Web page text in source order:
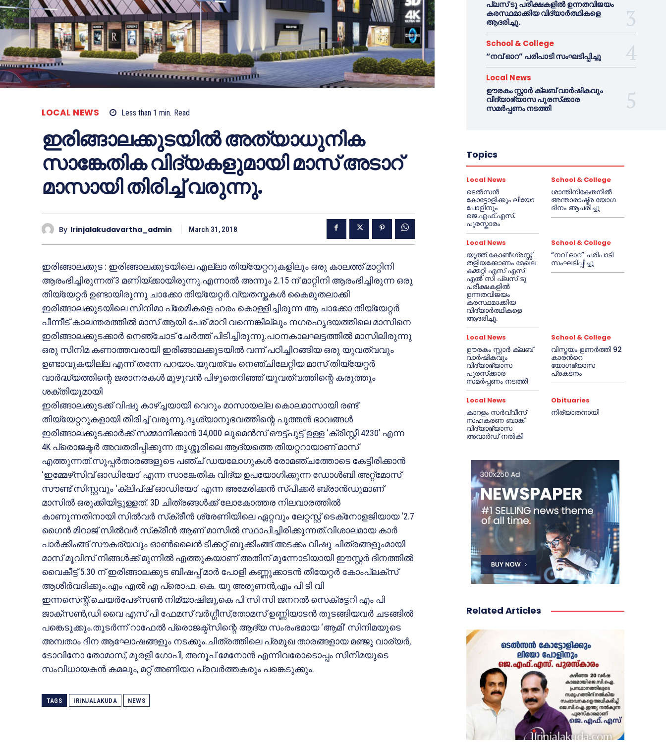
LOCAL NEWS Less than 1 min. Read
ഇരിങ്ങാലക്കുടയില്‍ അത്യാധുനിക
സാങ്കേതിക വിദ്യകളുമായി മാസ് അടാറ്
മാസായി തിരിച്ച് വരുന്നു.
By Irinjalakudavartha_admin March 31, 2018
ഇരിങ്ങാലക്കുട : ഇരിങ്ങാലക്കുടയിലെ എല്ലാ തിയ്യേറ്ററുകളിലും ഒരു കാലത്ത് മാറ്റിനി
ആരംഭിച്ചിരുന്നത് 3 മണിയ്ക്കായിരുന്നു.എന്നാല്‍ അന്നും 2.15 ന് മാറ്റിനി ആരംഭിച്ചിരുന്ന ഒരു
തിയ്യേറ്റര്‍ ഉണ്ടായിരുന്നു ചാക്കോ തിയ്യേറ്റര്‍.വ്യതസ്തകള്‍ കൈമുതലാക്കി
ഇരിങ്ങാലക്കുടയിലെ സിനിമാ പ്രേമികളെ ഹരം കൊള്ളിച്ചിരുന്ന ആ ചാക്കോ തിയ്യേറ്റര്‍
പീന്നീട് കാലന്തരത്തില്‍ മാസ് ആയി പേര് മാറി വന്നെങ്കില്ലും നഗരഹൃദയത്തിലെ മാസിനെ
ഇരിങ്ങാലക്കുടക്കാര്‍ നെഞ്ചോട് ചേര്‍ത്ത് പിടിച്ചിരുന്നു.പഠനകാലഘട്ടത്തില്‍ മാസിലിരുന്നു
ഒരു സിനിമ കണാത്തവരായി ഇരിങ്ങാലക്കുടയില്‍ വന്ന് പഠിച്ചിറങ്ങിയ ഒരു യുവത്വവും
ഉണ്ടാവുകയില്ല എന്ന് തന്നേ പറയാം.യുവത്വം നെഞ്ചിലേറ്റിയ മാസ് തിയ്യേറ്റര്‍
വാര്‍ദ്ധ്യത്തിന്റെ ജരാനരകള്‍ മുഴുവന്‍ പിഴുതെറിഞ്ഞ് യുവത്വത്തിന്റെ കരുത്തും
ശക്തിയുമായി
ഇരിങ്ങാലക്കുടക്ക് വിഷു കാഴ്ച്ചയായി വെറും മാസായല്ല കൊലമാസായി രണ്ട്
തിയ്യേറ്ററുകളായി തിരിച്ച് വരുന്നു.ദൃശ്യാനുഭവത്തിന്റെ പുത്തന്‍ ഭാവങ്ങള്‍
ഇരിങ്ങാലക്കുടക്കാര്‍ക്ക് സമ്മാനിക്കാന്‍ 34,000 ലുമെന്‍സ് ഔട്ട്പുട്ട് ഉള്ള ‘ക്രിസ്റ്റീ 4230’ എന്ന
4K പ്രൊജക്ടര്‍ അവതരിപ്പിക്കുന്ന തൃശ്ശൂരിലെ ആദ്യത്തെ തിയറ്ററായാണ് മാസ്
എത്തുന്നത്.സൂപ്പര്‍താരങ്ങളുടെ പഞ്ച് ഡയലോഗുകള്‍ രോമഞ്ചത്തോടെ കേട്ടിരിക്കാന്‍
‘ഇമ്മേഴ്‌സിവ് ഓഡിയോ’ എന്ന സാങ്കേതിക വിദ്യ ഉപയോഗിക്കുന്ന ഡോള്‍ബി അറ്റ്‌മോസ്
സൗണ്ട് സിസ്റ്റവും ‘ക്ലിപ്ഷ് ഓഡിയോ’ എന്ന അമേരിക്കന്‍ സ്പീക്കര്‍ ബ്രാന്‍ഡുമാണ്
മാസില്‍ ഒരുക്കിയിട്ടുള്ളത്. 3D ചിത്രങ്ങള്‍ക്ക് ലോകോത്തര നിലവാരത്തില്‍
കാണുന്നതിനായി സില്‍വര്‍ സ്‌ക്രീന്‍ ശ്രേണിയിലെ ഏറ്റവും ലേറ്റസ്റ്റ് ടെക്‌നോളജിയായ ‘2.7
ഗൈന്‍ മിറാജ് സില്‍വര്‍ സ്‌ക്രീന്‍ ആണ് മാസില്‍ സ്ഥാപിച്ചിരിക്കുന്നത്.വിശാലമായ കാര്‍
പാര്‍ക്കിംങ്ങ് സൗകര്യവും ഓണ്‍ലൈന്‍ ടിക്കറ്റ് ബുക്കിംങ്ങ് അടക്കം വിഷു ചിത്രങ്ങളുംമായി
മാസ് മൂവിസ് നിങ്ങള്‍ക്ക് മുന്നില്‍ എത്തുകയാണ് അതിന് മുന്നോടിയായി ഈസ്റ്റര്‍ ദിനത്തില്‍
വൈകീട്ട് 5.30 ന് ഇരിങ്ങാലക്കുട ബിഷപ്പ് മാര്‍ പോളി കണ്ണൂക്കാടന്‍ തീയേറ്റര്‍ കോംപ്ലക്‌സ്
ആശീര്‍വദിക്കും.എം എല്‍ എ പ്രൊഫ. കെ. യു അരുണന്‍,എം പി ടി വി
ഇന്നസെന്റ്.ചെയര്‍പേഴ്‌സണ്‍ നിമ്യാഷിജു,കെ പി സി സി ജനറല്‍ സെക്രട്ടറി എം പി
ജാക്‌സണ്‍,ഡി വൈ എസ് പി ഫേമസ് വര്‍ഗ്ഗീസ്,തോമസ് ഉണ്ണിയാടന്‍ തുടങ്ങിയവര്‍ ചടങ്ങില്‍
പങ്കെടുക്കും.തുടര്‍ന്ന് റാഫേല്‍ പ്രൊജക്ട്‌സിന്റെ ആദ്യ സംരംഭമായ ‘ആമി’ സിനിമയുടെ
അമ്പതാം ദിന ആഘോഷങ്ങളും നടക്കും.ചിത്രത്തിലെ പ്രമുഖ താരങ്ങളായ മഞ്ജു വാര്യര്‍,
ടോവിനോ തോമാസ്, മുരളി ഗോപി, അനൂപ് മേനോന്‍ എന്നിവരോടൊപ്പം സിനിമയുടെ
സംവിധായകന്‍ കമലും, മറ്റ് അണിയറ പ്രവര്‍ത്തകരും പങ്കെടുക്കും.
TAGS IRINJALAKUDA NEWS
പ്ലസ് ടു പരീക്ഷകളിൽ ഉന്നതവിജയം
കരസ്ഥമാക്കിയ വിദ്യാർത്ഥികളെ
ആദരിച്ചു.
School & College
“നവ് ഓറ” പരിപാടി സംഘടിപ്പിച്ചു
Local News
ഊരകം സ്റ്റാർ ക്ലബ് വാർഷികവും
വിദ്യാഭ്യാസ പുരസ്‌ക്കാര
സമർപ്പണം നടത്തി
Topics
Local News
ടെൽസൻ
കോട്ടോളിക്കും ലിയോ
പോളിനും
ജെ.എഫ്.എസ്.
പുരസ്കാരം
School & College
ശാന്തിനികേതനിൽ
അന്താരാഷ്ട്ര യോഗ
ദിനം ആചരിച്ചു
Local News
യൂത്ത് കോൺഗ്രസ്സ്
തളിയക്കോണം മേഖല
കമ്മറ്റി എസ് എസ്
എൽ സി പ്ലസ് ടു
പരീക്ഷകളിൽ
ഉന്നതവിജയം
കരസ്ഥമാക്കിയ
വിദ്യാർത്ഥികളെ
ആദരിച്ചു.
School & College
“നവ് ഓറ” പരിപാടി
സംഘടിപ്പിച്ചു
Local News
ഊരകം സ്റ്റാർ ക്ലബ്
വാർഷികവും
വിദ്യാഭ്യാസ
പുരസ്‌ക്കാര
സമർപ്പണം നടത്തി
School & College
വിസ്മയം ഉണർത്തി 92
കാരൻറെ
യോഗഭ്യാസ
പ്രകടനം
Local News
കാറളം സർവ്വീസ്
സഹകരണ ബാങ്ക്
വിദ്യാഭ്യാസ
അവാർഡ് നൽകി
Obituaries
നിര്യാതനായി
Related Articles